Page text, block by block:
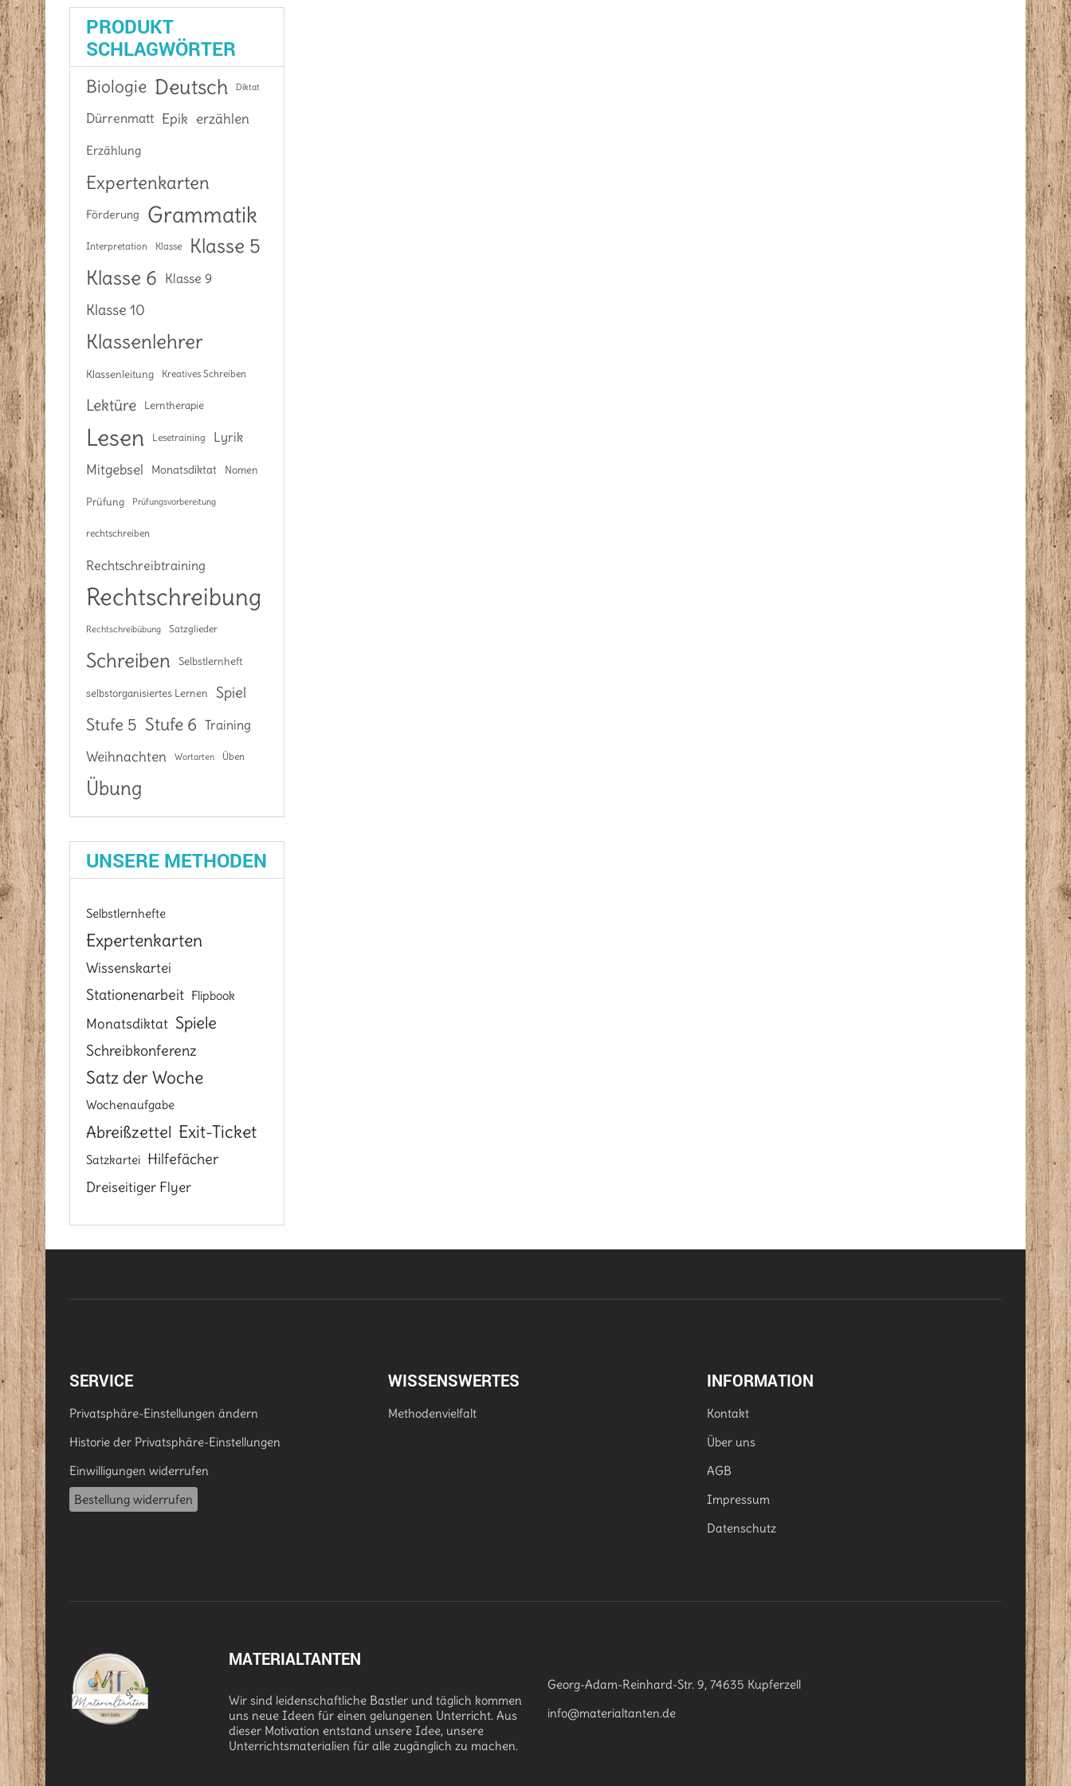
PRODUKT
SCHLAGWÖRTER
Biologie Deutsch Diktat
Dürrenmatt Epik erzählen
Erzählung
Expertenkarten
Förderung Grammatik
Interpretation Klasse Klasse 5
Klasse 6 Klasse 9
Klasse 10
Klassenlehrer
Klassenleitung Kreatives Schreiben
Lektüre Lerntherapie
Lesen Lesetraining Lyrik
Mitgebsel Monatsdiktat Nomen
Prüfung Prüfungsvorbereitung
rechtschreiben
Rechtschreibtraining
Rechtschreibung
Rechtschreibübung Satzglieder
Schreiben Selbstlernheft
selbstorganisiertes Lernen Spiel
Stufe 5 Stufe 6 Training
Weihnachten Wortarten Üben
Übung
UNSERE METHODEN
Selbstlernhefte
Expertenkarten
Wissenskartei
Stationenarbeit Flipbook
Monatsdiktat Spiele
Schreibkonferenz
Satz der Woche
Wochenaufgabe
Abreißzettel Exit-Ticket
Satzkartei Hilfefächer
Dreiseitiger Flyer
SERVICE
Privatsphäre-Einstellungen ändern
Historie der Privatsphäre-Einstellungen
Einwilligungen widerrufen
Bestellung widerrufen
WISSENSWERTES
Methodenvielfalt
INFORMATION
Kontakt
Über uns
AGB
Impressum
Datenschutz
MATERIALTANTEN
Wir sind leidenschaftliche Bastler und täglich kommen
uns neue Ideen für einen gelungenen Unterricht. Aus
dieser Motivation entstand unsere Idee, unsere
Unterrichtsmaterialien für alle zugänglich zu machen.
Georg-Adam-Reinhard-Str. 9, 74635 Kupferzell
info@materialtanten.de